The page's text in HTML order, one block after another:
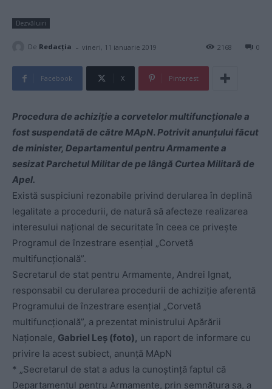
Dezvăluiri
De Redacţia - vineri, 11 ianuarie 2019 0
2168
Facebook X Pinterest
Procedura de achiziție a corvetelor multifuncționale a
fost suspendată de către MApN. Potrivit anunțului făcut
de minister, Departamentul pentru Armamente a
sesizat Parchetul Militar de pe lângă Curtea Militară de
Apel.
Există suspiciuni rezonabile privind derularea în deplină
legalitate a procedurii, de natură să afecteze realizarea
interesului naţional de securitate în ceea ce priveşte
Programul de înzestrare esențial „Corvetă
multifuncțională”.
Secretarul de stat pentru Armamente, Andrei Ignat,
responsabil cu derularea procedurii de achiziţie aferentă
Programului de înzestrare esențial „Corvetă
multifuncțională”, a prezentat ministrului Apărării
Naţionale, Gabriel Leş (foto), un raport de informare cu
privire la acest subiect, anunță MApN
* „Secretarul de stat a adus la cunoştinţă faptul că
Departamentul pentru Armamente, prin semnătura sa, a